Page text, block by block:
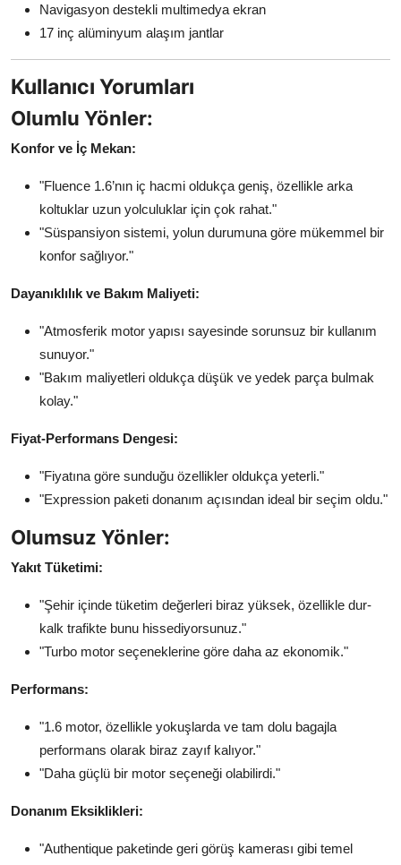
Navigasyon destekli multimedya ekran
17 inç alüminyum alaşım jantlar
Kullanıcı Yorumları
Olumlu Yönler:
Konfor ve İç Mekan:
"Fluence 1.6’nın iç hacmi oldukça geniş, özellikle arka
koltuklar uzun yolculuklar için çok rahat."
"Süspansiyon sistemi, yolun durumuna göre mükemmel bir
konfor sağlıyor."
Dayanıklılık ve Bakım Maliyeti:
"Atmosferik motor yapısı sayesinde sorunsuz bir kullanım
sunuyor."
"Bakım maliyetleri oldukça düşük ve yedek parça bulmak
kolay."
Fiyat-Performans Dengesi:
"Fiyatına göre sunduğu özellikler oldukça yeterli."
"Expression paketi donanım açısından ideal bir seçim oldu."
Olumsuz Yönler:
Yakıt Tüketimi:
"Şehir içinde tüketim değerleri biraz yüksek, özellikle dur-
kalk trafikte bunu hissediyorsunuz."
"Turbo motor seçeneklerine göre daha az ekonomik."
Performans:
"1.6 motor, özellikle yokuşlarda ve tam dolu bagajla
performans olarak biraz zayıf kalıyor."
"Daha güçlü bir motor seçeneği olabilirdi."
Donanım Eksiklikleri:
"Authentique paketinde geri görüş kamerası gibi temel